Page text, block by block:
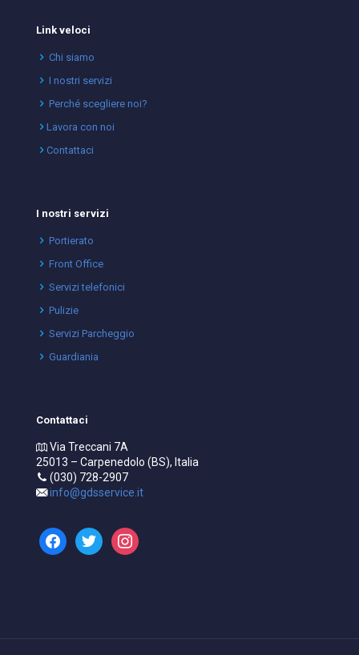
Link veloci
Chi siamo
I nostri servizi
Perché scegliere noi?
Lavora con noi
Contattaci
I nostri servizi
Portierato
Front Office
Servizi telefonici
Pulizie
Servizi Parcheggio
Guardiania
Contattaci
Via Treccani 7A
25013 – Carpenedolo (BS), Italia
(030) 728-2907
info@gdsservice.it
facebooktwitter instagram